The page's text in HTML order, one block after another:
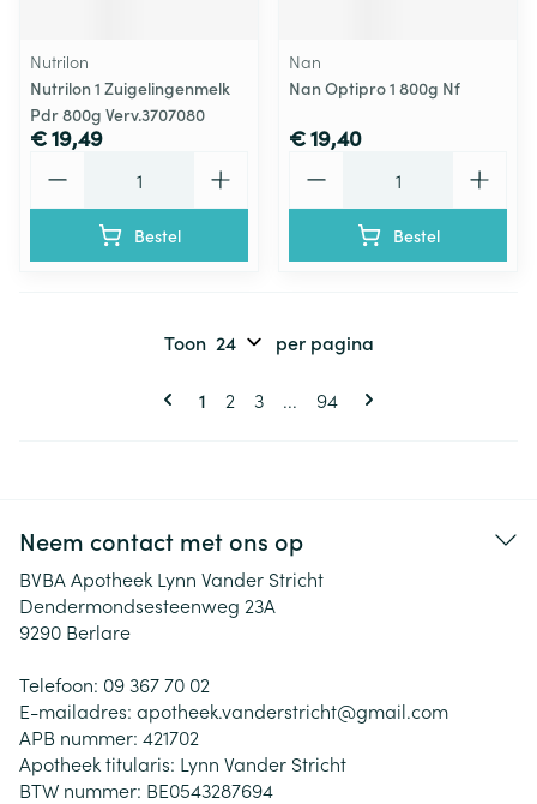
Nutrilon
Nutrilon 1 Zuigelingenmelk
Pdr 800g Verv.3707080
€ 19,49
Bestel
Nan
Nan Optipro 1 800g Nf
€ 19,40
Bestel
Pagina's
U lees momenteel pagina
1 Pagina
2 Pagina
3 ... Pagina
94
Toon per pagina
Neem contact met ons op
BVBA Apotheek Lynn Vander Stricht
Dendermondsesteenweg 23A
9290 Berlare
Telefoon: 09 367 70 02
E-mailadres: apotheek.vanderstricht@gmail.com
APB nummer: 421702
Apotheek titularis: Lynn Vander Stricht
BTW nummer: BE0543287694